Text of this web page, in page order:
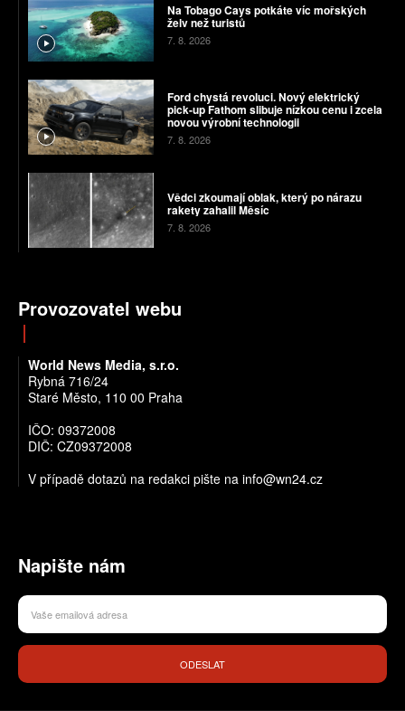
Na Tobago Cays potkáte víc mořských
želv než turistů
7. 8. 2026
Ford chystá revoluci. Nový elektrický
pick-up Fathom slibuje nízkou cenu i zcela
novou výrobní technologii
7. 8. 2026
Vědci zkoumají oblak, který po nárazu
rakety zahalil Měsíc
7. 8. 2026
Provozovatel webu
World News Media, s.r.o.
Rybná 716/24
Staré Město, 110 00 Praha
IČO: 09372008
DIČ: CZ09372008
V případě dotazů na redakci pište na info@wn24.cz
Napište nám
ODESLAT